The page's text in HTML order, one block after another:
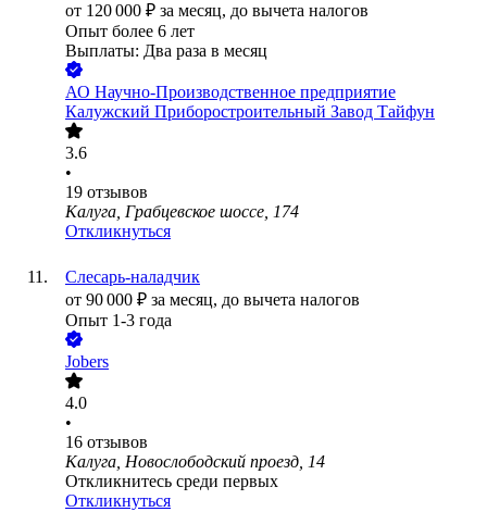
от 120 000 ₽ за месяц, до вычета налогов
Опыт более 6 лет
Выплаты: Два раза в месяц
АО Научно-Производственное предприятие
Калужский Приборостроительный Завод Тайфун
3.6
•
19 отзывов
Калуга, Грабцевское шоссе, 174
Откликнуться
Слесарь-наладчик
от 90 000 ₽ за месяц, до вычета налогов
Опыт 1-3 года
Jobers
4.0
•
16 отзывов
Калуга, Новослободский проезд, 14
Откликнитесь среди первых
Откликнуться